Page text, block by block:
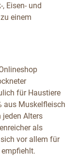
Eisen- und
einem
für Haustiere
aus Muskelfleisch
jeden Alters
als
vor allem für